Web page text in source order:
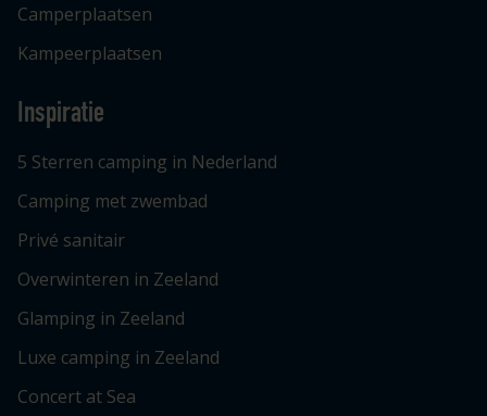
Camperplaatsen
Kampeerplaatsen
Inspiratie
5 Sterren camping in Nederland
Camping met zwembad
Privé sanitair
Overwinteren in Zeeland
Glamping in Zeeland
Luxe camping in Zeeland
Concert at Sea